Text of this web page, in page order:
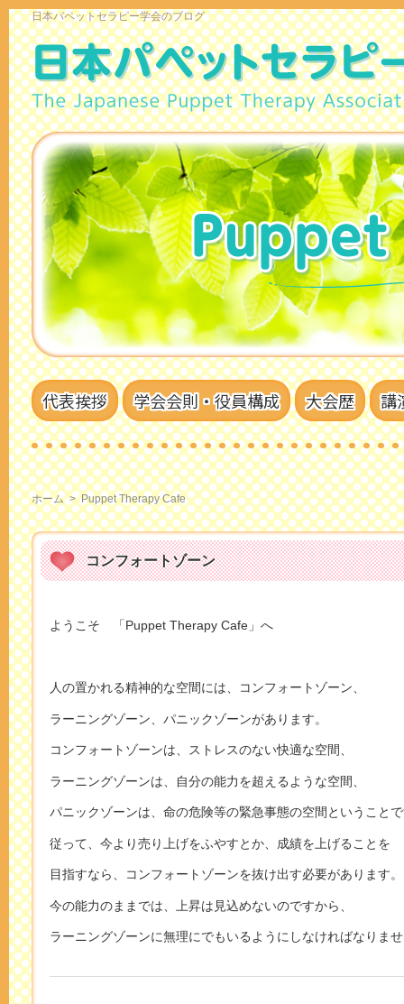
日本パペットセラピー学会のブログ
代表挨拶 学会会則・役員構成 大会歴 講
ホーム > Puppet Therapy Cafe
コンフォートゾーン
ようこそ 「Puppet Therapy Cafe」へ
人の置かれる精神的な空間には、コンフォートゾーン、
ラーニングゾーン、パニックゾーンがあります。
コンフォートゾーンは、ストレスのない快適な空間、
ラーニングゾーンは、自分の能力を超えるような空間、
パニックゾーンは、命の危険等の緊急事態の空間ということ
従って、今より売り上げをふやすとか、成績を上げることを
目指すなら、コンフォートゾーンを抜け出す必要があります。
今の能力のままでは、上昇は見込めないのですから、
ラーニングゾーンに無理にでもいるようにしなければなりま